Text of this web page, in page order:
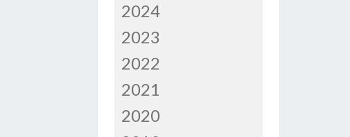
2024
2023
2022
2021
2020